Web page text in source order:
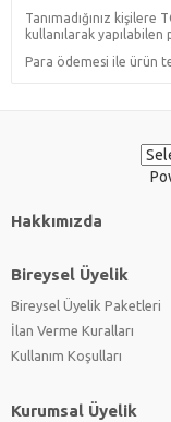
Tanımadığınız
kullanılarak
Para ödemesi ile ürün
Hakkımızda
Bireysel Üyelik
Bireysel Üyelik Paketleri
İlan Verme Kuralları
Kullanım Koşulları
Kurumsal Üyelik